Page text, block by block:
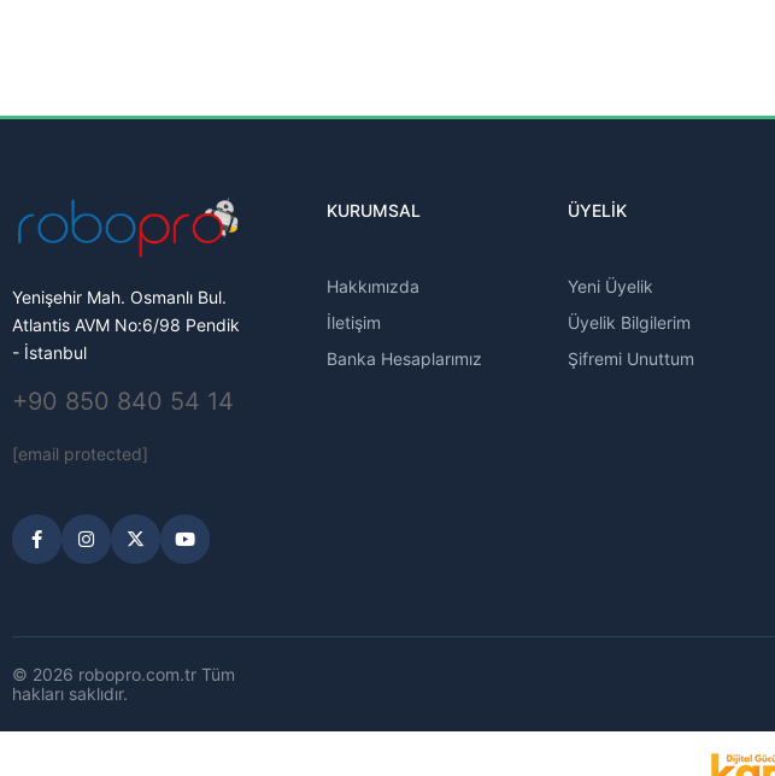
Yenişehir Mah. Osmanlı Bul.
Atlantis AVM No:6/98 Pendik
- İstanbul
+90 850 840 54 14
[email protected]
KURUMSAL
Hakkımızda
İletişim
Banka Hesaplarımız
ÜYELİK
Yeni Üyelik
Üyelik Bilgilerim
Şifremi Unuttum
© 2026 robopro.com.tr Tüm
hakları saklıdır.